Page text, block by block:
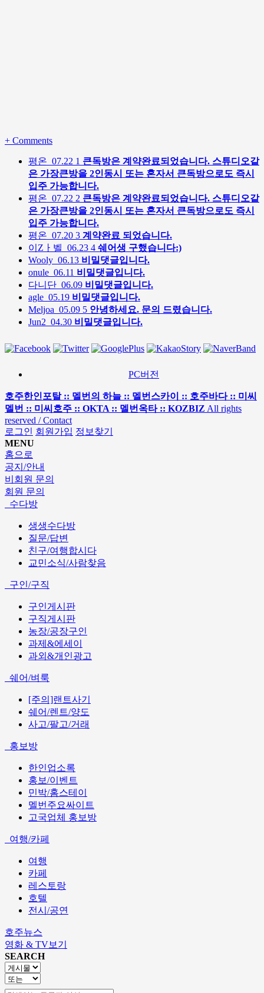
+ Comments
평온 07.22 1 큰독방은 계약완료되었습니다. 스튜디오같
은 가장큰방을 2인동시 또는 혼자서 큰독방으로도 즉시
입주 가능합니다.
평온 07.22 2 큰독방은 계약완료되었습니다. 스튜디오같
은 가장큰방을 2인동시 또는 혼자서 큰독방으로도 즉시
입주 가능합니다.
평온 07.20 3 계약완료 되었습니다.
이Zㅏ벨 06.23 4 쉐어생 구했습니다:)
Wooly 06.13 비밀댓글입니다.
onule 06.11 비밀댓글입니다.
다니단 06.09 비밀댓글입니다.
agle 05.19 비밀댓글입니다.
Meljoa 05.09 5 안녕하세요. 문의 드렸습니다.
Jun2 04.30 비밀댓글입니다.
PC버전
호주한인포탈 :: 멜번의 하늘 :: 멜번스카이 :: 호주바다 :: 미씨
멜번 :: 미씨호주 :: OKTA :: 멜번옥타 :: KOZBIZ All rights
reserved / Contact
로그인 회원가입 정보찾기
MENU
홈으로
공지/안내
비회원 문의
회원 문의
수다방
생생수다방
질문/답변
친구/여행합시다
교민소식/사람찾음
구인/구직
구인게시판
구직게시판
농장/공장구인
과제&에세이
과외&개인광고
쉐어/벼룩
[주의]랜트사기
쉐어/렌트/양도
사고/팔고/거래
홍보방
한인업소록
홍보/이벤트
민박/홈스테이
멜번주요싸이트
고국업체 홍보방
여행/카페
여행
카페
레스토랑
호텔
전시/공연
호주뉴스
영화 & TV보기
SEARCH